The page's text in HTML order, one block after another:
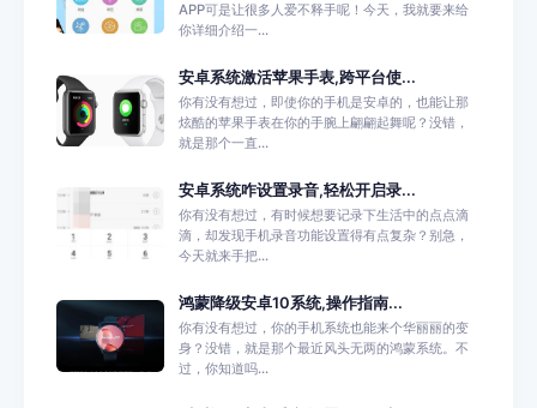
APP可是让很多人爱不释手呢！今天，我就要来给
你详细介绍一...
安卓系统激活苹果手表,跨平台使...
你有没有想过，即使你的手机是安卓的，也能让那
炫酷的苹果手表在你的手腕上翩翩起舞呢？没错，
就是那个一直...
安卓系统咋设置录音,轻松开启录...
你有没有想过，有时候想要记录下生活中的点点滴
滴，却发现手机录音功能设置得有点复杂？别急，
今天就来手把...
鸿蒙降级安卓10系统,操作指南...
你有没有想过，你的手机系统也能来个华丽丽的变
身？没错，就是那个最近风头无两的鸿蒙系统。不
过，你知道吗...